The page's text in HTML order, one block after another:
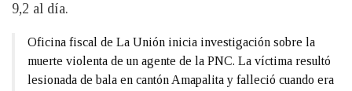
9,2 al día.
Oficina fiscal de La Unión inicia investigación sobre la
muerte violenta de un agente de la PNC. La víctima resultó
lesionada de bala en cantón Amapalita y falleció cuando era